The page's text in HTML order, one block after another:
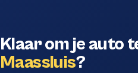
Klaar om je auto
Maassluis?